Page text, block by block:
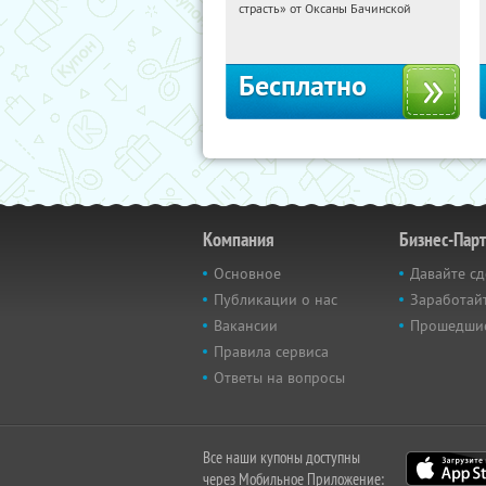
страсть» от Оксаны Бачинской
Бесплатно
Компания
Основное
Публикации о нас
Вакансии
Правила сервиса
Ответы на вопросы
Бизнес-
Давайте
Все наши купоны доступны
через Мобильное Приложение: